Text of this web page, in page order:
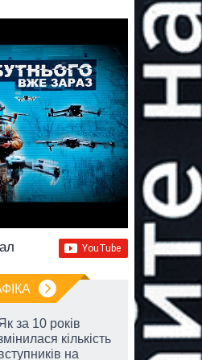
за 10 років
кількість
на